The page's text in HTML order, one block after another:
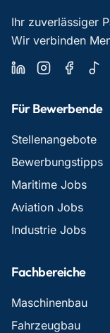
Ihr zuverlässiger
Wir verbinden
Für Bewerbende
Stellenangebote
Bewerbungstipps
Maritime Jobs
Aviation Jobs
Industrie Jobs
Fachbereiche
Maschinenbau
Fahrzeugbau